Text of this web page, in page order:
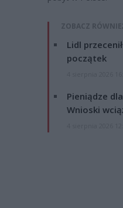
ZOBACZ
Lidl
początek
Pieniądze
Wnioski